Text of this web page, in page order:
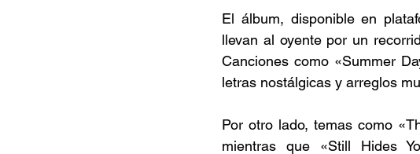
El álbum, disponible en
llevan al oyente por un
Canciones como «Summer
letras nostálgicas y arreglos
Por otro lado, temas como
mientras que «Still Hides